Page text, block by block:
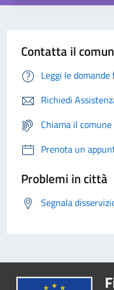
Contatta il
Leggi le
Richiedi
Chiama il
Prenota un
Problemi in città
Segnala